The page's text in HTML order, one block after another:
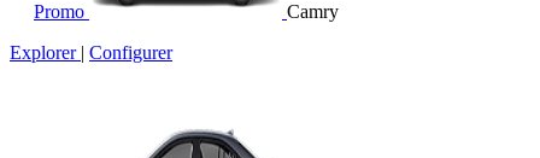
Promo
Camry
Explorer | Configurer